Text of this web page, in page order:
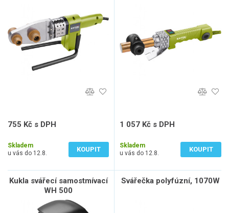
755 Kč s DPH
Skladem
u vás do 12.8.
KOUPIT
1 057 Kč s DPH
Skladem
u vás do 12.8.
KOUPIT
Kukla svářecí samostmívací
WH 500
Svářečka polyfúzní, 1070W